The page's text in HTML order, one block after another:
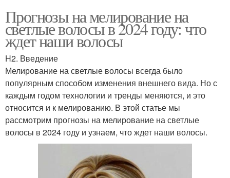
Прогнозы на мелирование на
светлые волосы в 2024 году: что
ждет наши волосы
H2. Введение
Мелирование на светлые волосы всегда было
популярным способом изменения внешнего вида. Но с
каждым годом технологии и тренды меняются, и это
относится и к мелированию. В этой статье мы
рассмотрим прогнозы на мелирование на светлые
волосы в 2024 году и узнаем, что ждет наши волосы.